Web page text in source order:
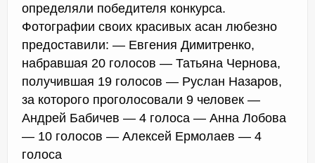
определяли победителя конкурса.
Фотографии своих красивых асан любезно
предоставили: — Евгения Димитренко,
набравшая 20 голосов — Татьяна Чернова,
получившая 19 голосов — Руслан Назаров,
за которого проголосовали 9 человек —
Андрей Бабичев — 4 голоса — Анна Лобова
— 10 голосов — Алексей Ермолаев — 4
голоса